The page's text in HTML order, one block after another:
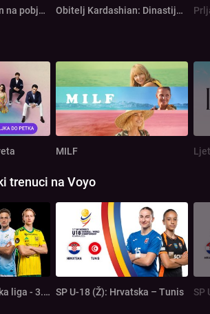
Berlusconi: Osuđen na pobjedu Obitelj Kardashian: Dinastija od milijardu dolara
MILF
trenuci na Voyo
UEFA Konferencijska liga - 3. pretkolo: Rijeka - Ilves SP U-18 (Ž): Hrvatska – Tunis SP